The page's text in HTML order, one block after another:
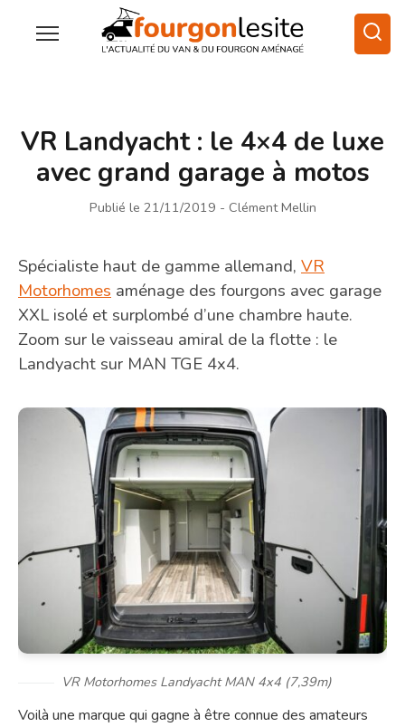
VR Landyacht : le 4×4 de luxe
avec grand garage à motos
Publié le 21/11/2019 - Clément Mellin
Spécialiste haut de gamme allemand, VR
Motorhomes aménage des fourgons avec garage
XXL isolé et surplombé d’une chambre haute.
Zoom sur le vaisseau amiral de la flotte : le
Landyacht sur MAN TGE 4x4.
VR Motorhomes Landyacht MAN 4x4 (7,39m)
Voilà une marque qui gagne à être connue des amateurs